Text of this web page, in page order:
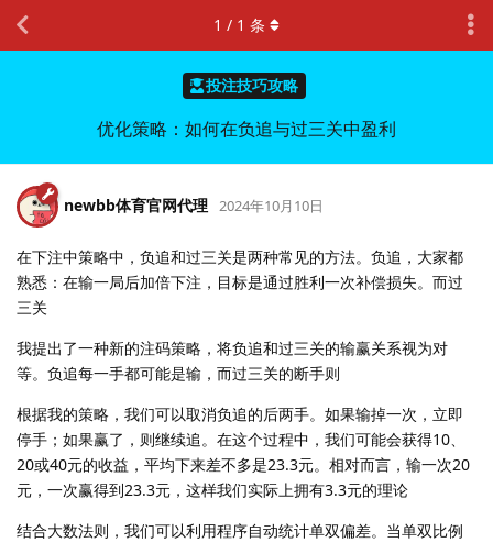
投注技巧攻略
优化策略：如何在负追与过三关中盈利
1 / 1 条
newbb体育官网代理 2024年10月10日
在下注中策略中，负追和过三关是两种常见的方法。负追，大家都
熟悉：在输一局后加倍下注，目标是通过胜利一次补偿损失。而过
三关
我提出了一种新的注码策略，将负追和过三关的输赢关系视为对
等。负追每一手都可能是输，而过三关的断手则
根据我的策略，我们可以取消负追的后两手。如果输掉一次，立即
停手；如果赢了，则继续追。在这个过程中，我们可能会获得10、
20或40元的收益，平均下来差不多是23.3元。相对而言，输一次20
元，一次赢得到23.3元，这样我们实际上拥有3.3元的理论
结合大数法则，我们可以利用程序自动统计单双偏差。当单双比例